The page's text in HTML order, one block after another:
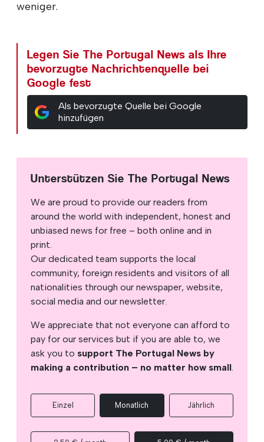
weniger.
Legen Sie The Portugal News als Ihre
bevorzugte Nachrichtenquelle bei
Google fest
Als bevorzugte Quelle bei Google
hinzufügen
Unterstützen Sie The Portugal News
We are proud to provide our readers from
around the world with independent, honest and
unbiased news for free – both online and in
print.
Our dedicated team supports the local
community, foreign residents and visitors of all
nationalities through our newspaper, website,
social media and our newsletter.
We appreciate that not everyone can afford to
pay for our services but if you are able to, we
ask you to support The Portugal News by
making a contribution – no matter how small.
Einzel Monatlich Jährlich